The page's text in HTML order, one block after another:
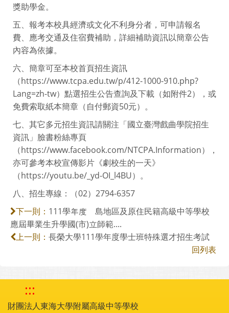
獎助學金。
五、報考本校具經濟或文化不利身分者，可申請報名
費、應考交通及住宿費補助，詳細補助資訊以簡章公告
內容為依據。
六、簡章可至本校首頁招生資訊
（https://www.tcpa.edu.tw/p/412-1000-910.php?
Lang=zh-tw）點選招生公告查詢及下載（如附件2），或
免費索取紙本簡章（自付郵資50元）。
七、其它多元招生資訊請關注「國立臺灣戲曲學院招生
資訊」臉書粉絲專頁
（https://www.facebook.com/NTCPA.Information），
亦可參考本校宣傳影片《劇校生的一天》
（https://youtu.be/_yd-OI_l4BU）。
八、招生專線：（02）2794-6357
下一則： 111學年度離島地區及原住民籍高級中等學校
應屆畢業生升學國(市)立師範....
上一則： 長榮大學111學年度學士班特殊選才招生考試
回列表
:::
財團法人東海大學附屬高級中等學校